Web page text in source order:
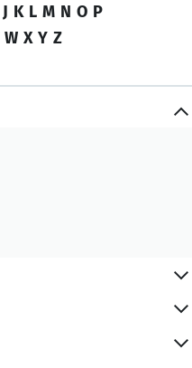
J K L M N O P
W X Y Z